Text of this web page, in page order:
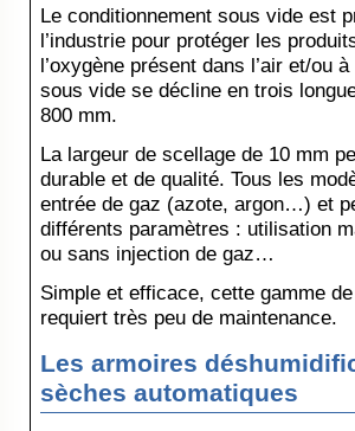
Le conditionnement sous vide est
l’industrie pour protéger les
l’oxygène présent dans l’air et/ou
sous vide se décline en trois
800 mm.
La largeur de scellage de 10 mm
durable et de qualité. Tous les
entrée de gaz (azote, argon…) et
différents paramètres : utilisation
ou sans injection de gaz…
Simple et efficace, cette gamme
requiert très peu de maintenance.
Les armoires
sèches automatiques